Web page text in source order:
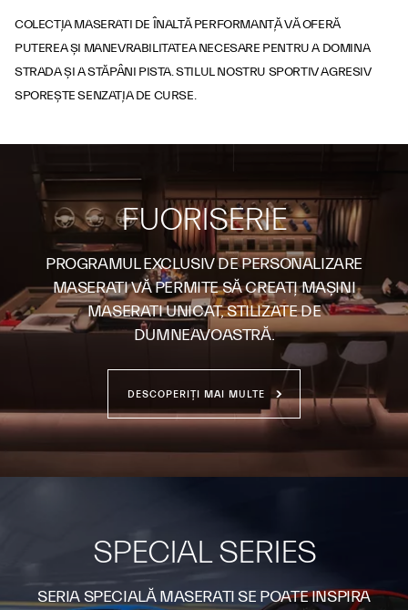
COLECȚIA MASERATI DE ÎNALTĂ PERFORMANȚĂ VĂ OFERĂ
PUTEREA ȘI MANEVRABILITATEA NECESARE PENTRU A DOMINA
STRADA ȘI A STĂPÂNI PISTA. STILUL NOSTRU SPORTIV AGRESIV
SPOREȘTE SENZAȚIA DE CURSE.
FUORISERIE
PROGRAMUL EXCLUSIV DE PERSONALIZARE
MASERATI VĂ PERMITE SĂ CREAȚI MAȘINI
MASERATI UNICAT, STILIZATE DE
DUMNEAVOASTRĂ.
DESCOPERIȚI MAI MULTE
SPECIAL SERIES
SERIA SPECIALĂ MASERATI SE POATE INSPIRA